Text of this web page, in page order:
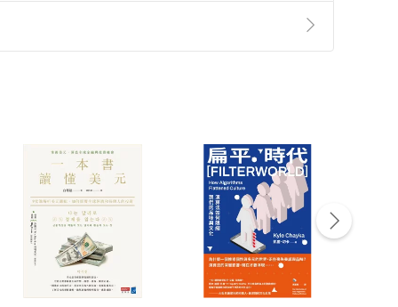
第2條第5款之規定，「非以有形媒介提供之數位
點選「瀏覽訂單明細」 「申請取消訂單/退
貨。
付款方式
Payment
完成訂單
Complete
號，下載書籍後看書